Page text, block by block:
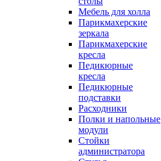
Мебель для холла
Парикмахерские
зеркала
Парикмахерские
кресла
Педикюрные
кресла
Педикюрные
подставки
Расходники
Полки и напольные
модули
Стойки
администратора